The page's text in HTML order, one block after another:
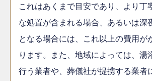
これはあくまで目安であり、より丁
な処置が含まれる場合、あるいは深
となる場合には、これ以上の費用が
ります。また、地域によっては、湯
行う業者や、葬儀社が提携する業者